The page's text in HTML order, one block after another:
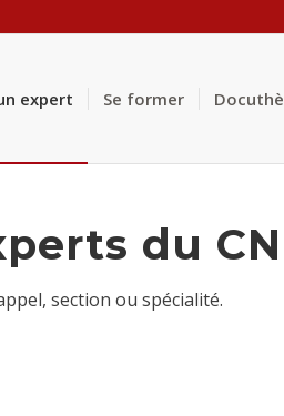
expert Se former
du
section ou spécialité.